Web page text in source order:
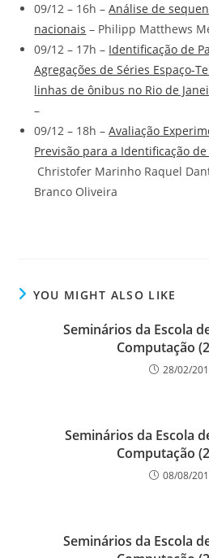
09/12 – 16h –Análise de
nacionais – Philipp Matthews
09/12 – 17h – Identificação de
Agregações de Séries Espaço-
linhas de ônibus no Rio de
–
09/12 – 18h –Avaliação
Previsão para a Identificação
Christofer Marinho Raquel
Branco Oliveira
YOU MIGHT ALSO LIKE
Seminários da Escola
Computação
28/02/
Seminários da Escola
Computação
08/08/
Seminários da Escola